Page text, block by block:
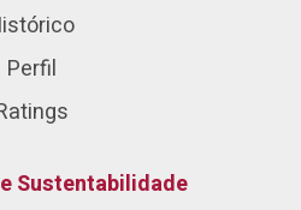
Perfil
Sustentabilidade